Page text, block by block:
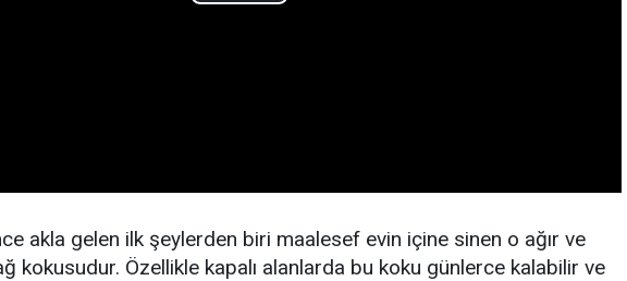
akla gelen ilk şeylerden biri maalesef evin içine sinen o ağır ve
kokusudur. Özellikle kapalı alanlarda bu koku günlerce kalabilir ve